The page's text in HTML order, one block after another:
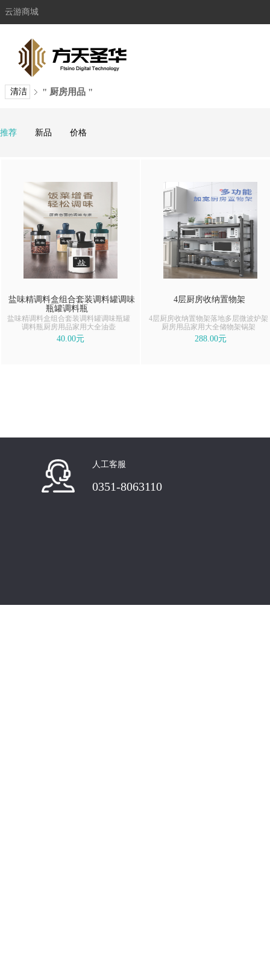
云游商城
清洁 " 厨房用品 "
推荐 新品 价格
盐味精调料盒组合套装调料罐调味
瓶罐调料瓶
盐味精调料盒组合套装调料罐调味瓶罐
调料瓶厨房用品家用大全油壶
40.00元
4层厨房收纳置物架
4层厨房收纳置物架落地多层微波炉架
厨房用品家用大全储物架锅架
288.00元
人工客服
0351-8063110